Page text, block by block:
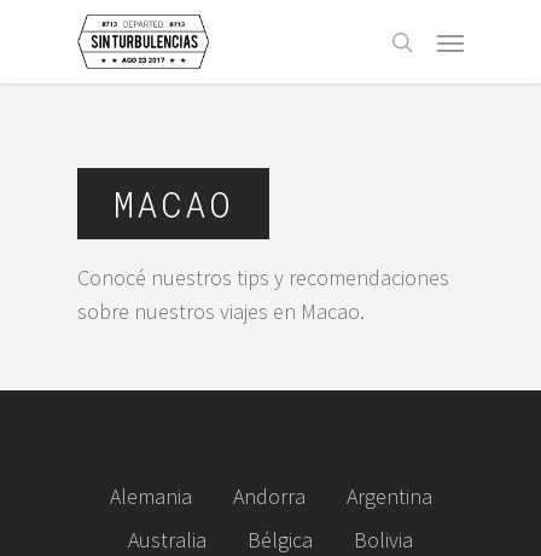
main
buscar
MACAO
Conocé nuestros tips y recomendaciones
sobre nuestros viajes en Macao.
Alemania Andorra
Argentina
Australia
Bélgica
Bolivia